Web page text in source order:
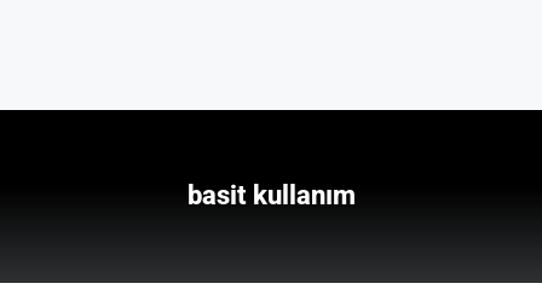
basit kullanım